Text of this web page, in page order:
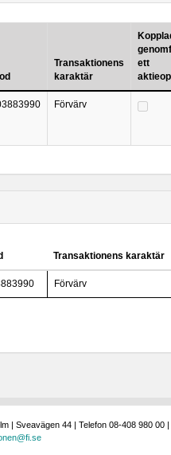
Transaktionens
karaktär
ett
Förvärv
Transaktionens karaktär
Förvärv
| Sveavägen 44 | Telefon 08-408 980 00 |